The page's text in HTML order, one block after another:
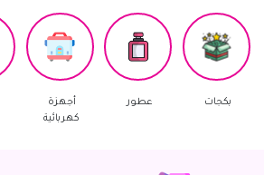
عطور
أجهزة
مكياج